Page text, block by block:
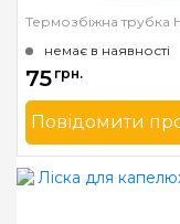
Термозбіжна трубка
немає в наявності
75 грн.
Повідомити
Бренд
Країна виробник